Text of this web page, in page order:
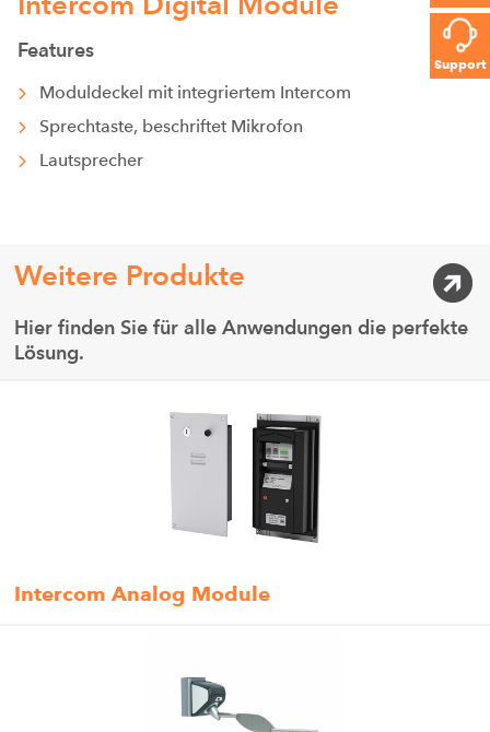
Support
Features
Moduldeckel mit integriertem Intercom
Sprechtaste, beschriftet Mikrofon
Lautsprecher
Weitere Produkte
Hier finden Sie für alle Anwendungen die perfekte
Lösung.
Intercom Analog Module